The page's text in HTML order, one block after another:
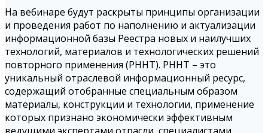
На вебинаре будут раскрыты принципы организации
и проведения работ по наполнению и актуализации
информационной базы Реестра новых и наилучших
технологий, материалов и технологических решений
повторного применения (РННТ). РННТ – это
уникальный отраслевой информационный ресурс,
содержащий отобранные специальным образом
материалы, конструкции и технологии, применение
которых признано экономически эффективным